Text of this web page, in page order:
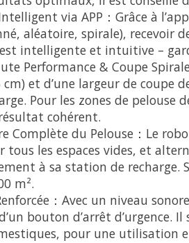
via APP：Grâce à
aléatoire, spirale), recevoir
intelligente et intuitive –
Performance & Coupe
cm) et d’une largeur de
Pour les zones de
cohérent.
Complète du Pelouse：Le
tous les espaces vides, et
à sa station de recharge.
m².
：Avec un niveau
bouton d’arrêt
pour une utilisation